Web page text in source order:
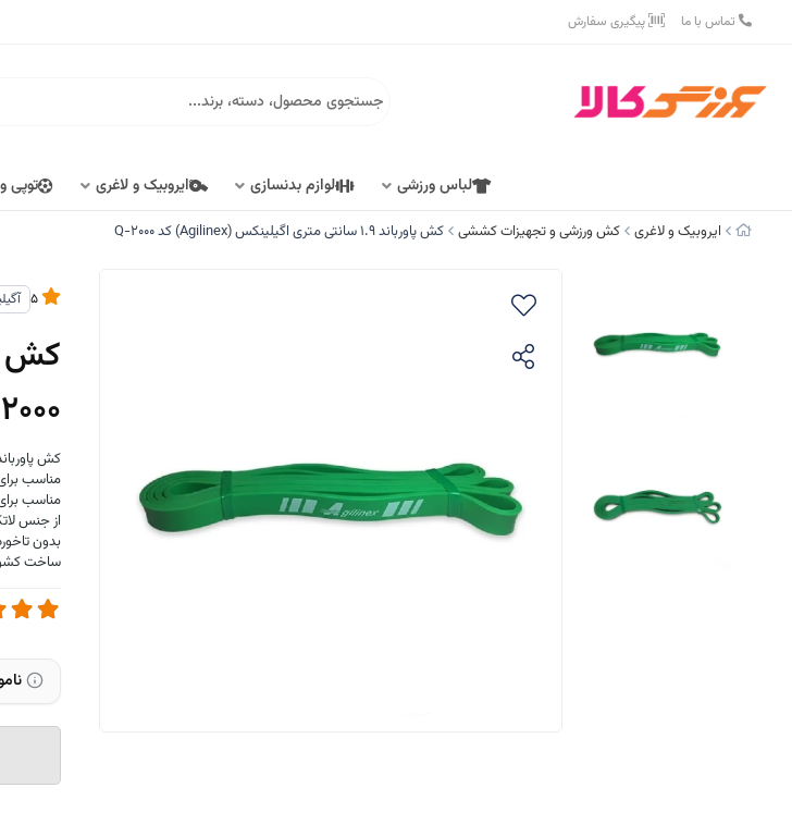
تماس با ما پیگیری سفارش
لباس ورزشی لوازم بدنسازی ایروبیک و لاغری توپی
ایروبیک و لاغری کش ورزشی و تجهیزات کششی کش پاورباند 1.9 سانتی متری اگیلینکس (Agilinex) کد Q-2000
کش
مناسب
مناسب
از جنس
بدون
ساخت